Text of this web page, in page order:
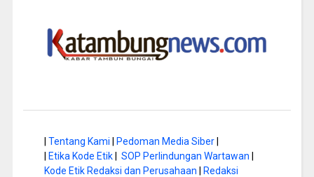
Tentang Kami Pedoman Media Siber|
Etika Kode Etik| SOP Perlindungan Wartawan
Kode Etik Redaksi dan Perusahaan
Redaksi